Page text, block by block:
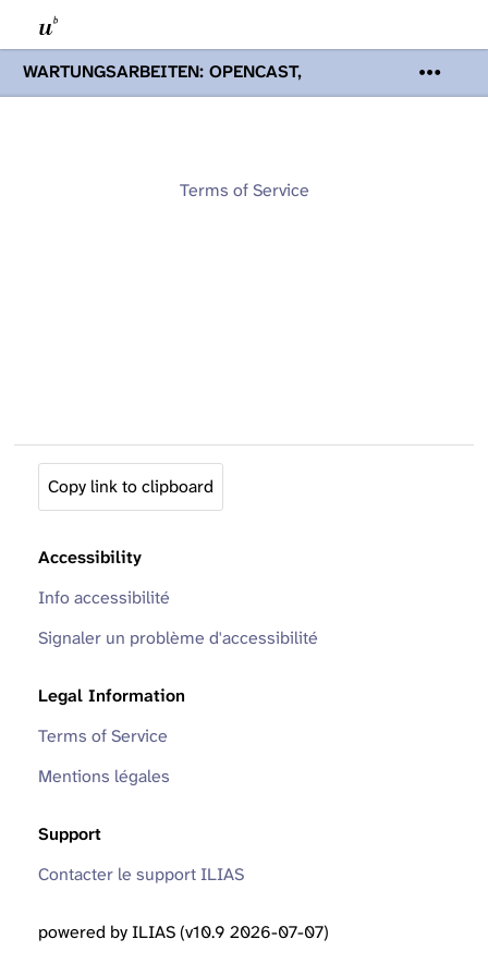
WARTUNGSARBEITEN: OPENCAST,
PODCASTS & TOBIRA
Mi 19. August
Opencast-Videos und Tobira nicht zur
Terms of Service
Copy link to clipboard
Accessibility
Info accessibilité
Signaler un problème d'accessibilité
Legal Information
Terms of Service
Mentions légales
Support
Contacter le support ILIAS
powered by ILIAS (v10.9 2026-07-07)